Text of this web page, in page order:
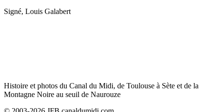
Signé, Louis Galabert
Histoire et photos du Canal du Midi, de Toulouse à Sète et de la
Montagne Noire au seuil de Naurouze